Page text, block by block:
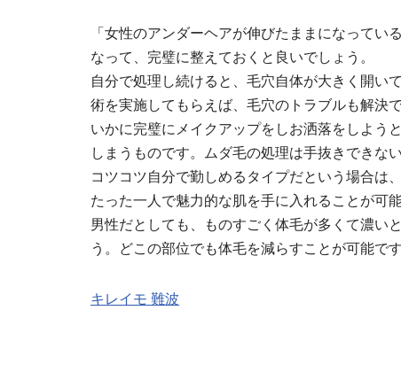
「女性のアンダーヘアが伸びたままになって
なって、完璧に整えておくと良いでしょう。
自分で処理し続けると、毛穴自体が大きく開い
術を実施してもらえば、毛穴のトラブルも解決
いかに完璧にメイクアップをしお洒落をしよう
しまうものです。ムダ毛の処理は手抜きできな
コツコツ自分で勤しめるタイプだという場合は
たった一人で魅力的な肌を手に入れることが可能
男性だとしても、ものすごく体毛が多くて濃い
う。どこの部位でも体毛を減らすことが可能です
キレイモ 難波